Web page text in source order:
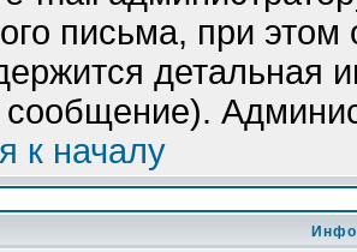
письма, при этом
детальная
сообщение).
к началу